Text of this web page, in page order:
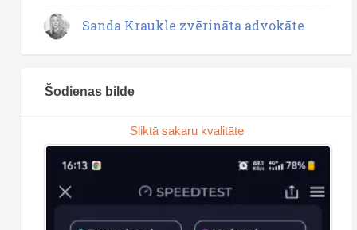
Sanda Kraukle zvērināta advokāte
Šodienas bilde
Sliktā sakaru kvalitāte